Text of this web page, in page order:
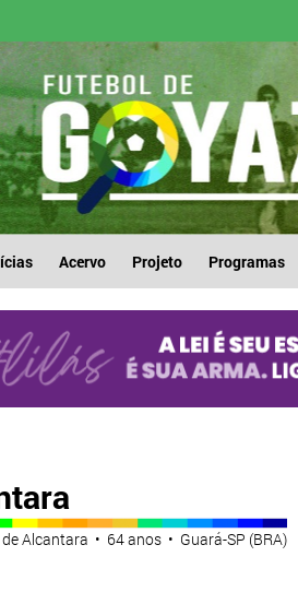
Acervo Projeto Programas
Alcantara • 64 anos • Guará-SP (BRA)